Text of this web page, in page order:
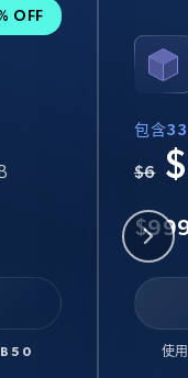
OFF
包含
$6
使